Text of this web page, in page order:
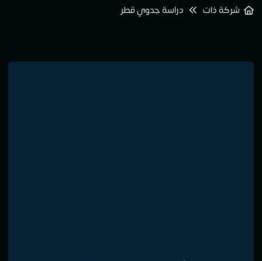
شركة ذات دراسة جدوي قطر